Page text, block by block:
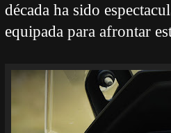
década ha sido
equipada para afrontar